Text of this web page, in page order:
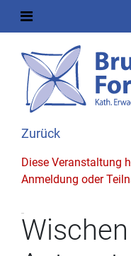
Zurück
Diese Veranstaltung
Anmeldung oder